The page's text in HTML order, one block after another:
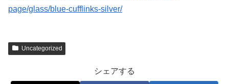
page/glass/blue-cufflinks-silver/
Uncategorized
シェアする